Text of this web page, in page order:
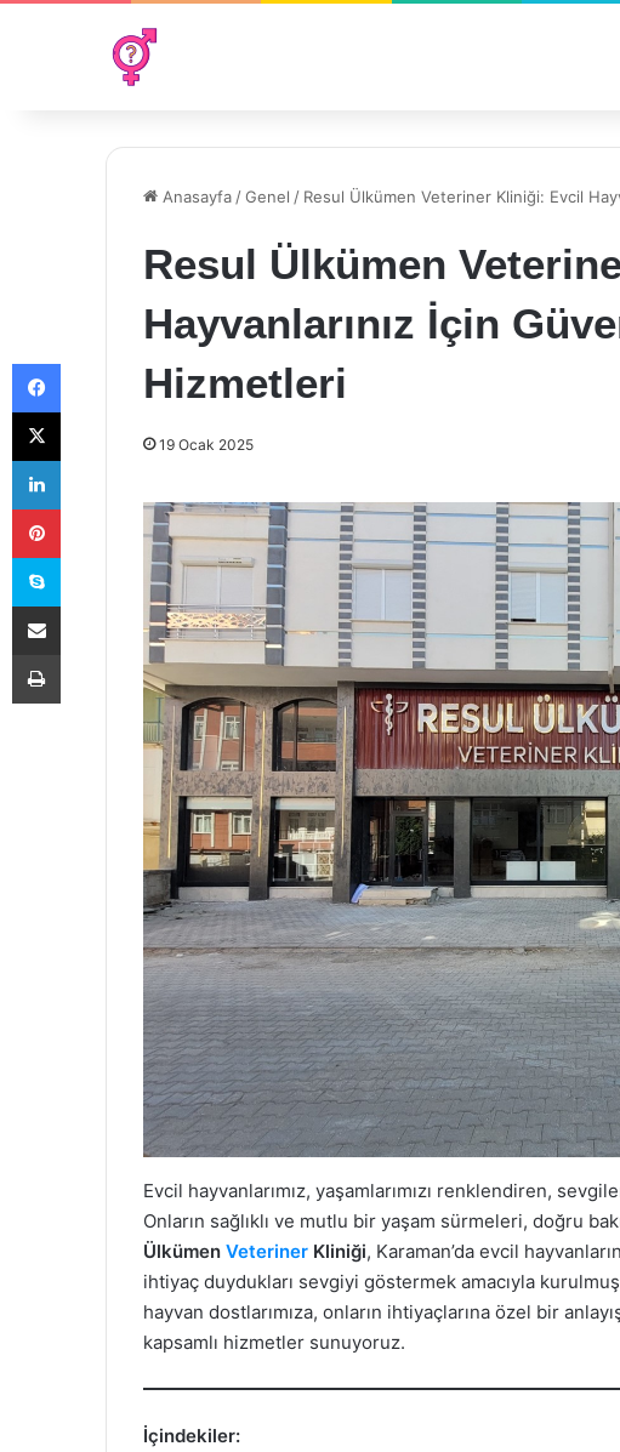
Anasayfa /Genel / Resul Ülkümen Veteriner Kliniği: Evcil
Resul Ülkümen
Hayvanlarınız İçin
Hizmetleri
19 Ocak 2025
Evcil hayvanlarımız, yaşamlarımızı renklendiren,
Onların sağlıklı ve mutlu bir yaşam sürmeleri, doğru
Ülkümen Veteriner Kliniği, Karaman’da evcil
ihtiyaç duydukları sevgiyi göstermek amacıyla
hayvan dostlarımıza, onların ihtiyaçlarına özel bir
kapsamlı hizmetler sunuyoruz.
İçindekiler:
Facebook
X
LinkedIn
Pinterest
Skype
E-Posta ile paylaş